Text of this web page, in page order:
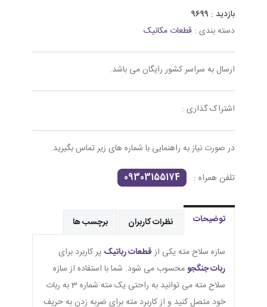
بازدید : 9699
دسته بندی : قطعات مکانیک
ارسال به سراسر کشور رایگان می باشد.
اشتراک گذاری :
در صورت نیاز به راهنمایی با شماره های زیر تماس بگیرید.
تلفن همراه : 09303155174
توضیحات نظرات کاربران برچسب ها
سازه سلاح مته یکی ازقطعات رباتیک پر کاربرد برای
ربات جنگجومحسوب می شود. شما با استفاده از سازه
سلاح مته می توانید به راحتی یک مته شماره 3 به ربات
خود متصل کنید و از کاربرد مته برای ضربه زدن به حریف